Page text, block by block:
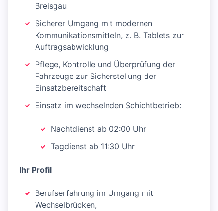
Breisgau
Sicherer Umgang mit modernen
Kommunikationsmitteln, z. B. Tablets zur
Auftragsabwicklung
Pflege, Kontrolle und Überprüfung der
Fahrzeuge zur Sicherstellung der
Einsatzbereitschaft
Einsatz im wechselnden Schichtbetrieb:
Nachtdienst ab 02:00 Uhr
Tagdienst ab 11:30 Uhr
Ihr Profil
Berufserfahrung im Umgang mit
Wechselbrücken,